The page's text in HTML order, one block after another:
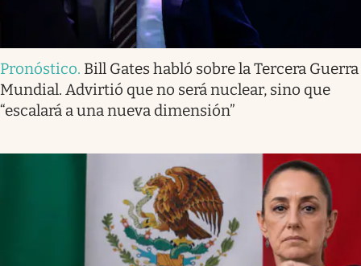
Pronóstico. Bill Gates habló sobre la Tercera Guerra
Mundial. Advirtió que no será nuclear, sino que
“escalará a una nueva dimensión”